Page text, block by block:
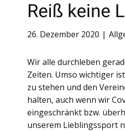
Reiß keine
26. Dezember 2020
Wir alle durchleben
Zeiten. Umso wichtiger
zu stehen und den
halten, auch wenn wir
eingeschränkt bzw.
unserem Lieblingssport